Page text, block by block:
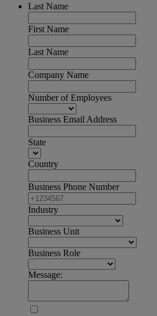
Last Name
First Name
Last Name
Company Name
Number of Employees
Business Email Address
State
Country
Business Phone Number
Industry
Business Unit
Business Role
Message: